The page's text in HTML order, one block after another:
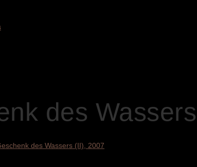
des
des Wassers (II), 2007